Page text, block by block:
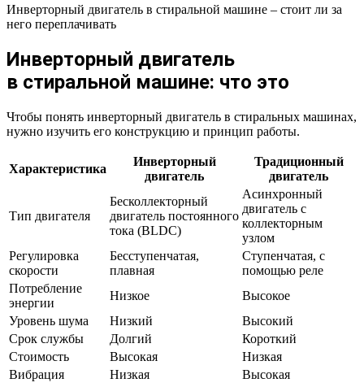
Инверторный двигатель в стиральной машине – стоит ли за
него переплачивать
Инверторный двигатель
в стиральной машине: что это
Чтобы понять инверторный двигатель в стиральных машинах,
нужно изучить его конструкцию и принцип работы.
Характеристика
Инверторный
двигатель
Традиционный
двигатель
Тип двигателя
Бесколлекторный
двигатель постоянного
тока (BLDC)
Асинхронный
двигатель с
коллекторным
узлом
Регулировка
скорости
Бесступенчатая,
плавная
Ступенчатая, с
помощью реле
Потребление
энергии
Низкое
Высокое
Уровень шума
Низкий
Высокий
Срок службы
Долгий
Короткий
Стоимость
Высокая
Низкая
Вибрация
Низкая Высокая